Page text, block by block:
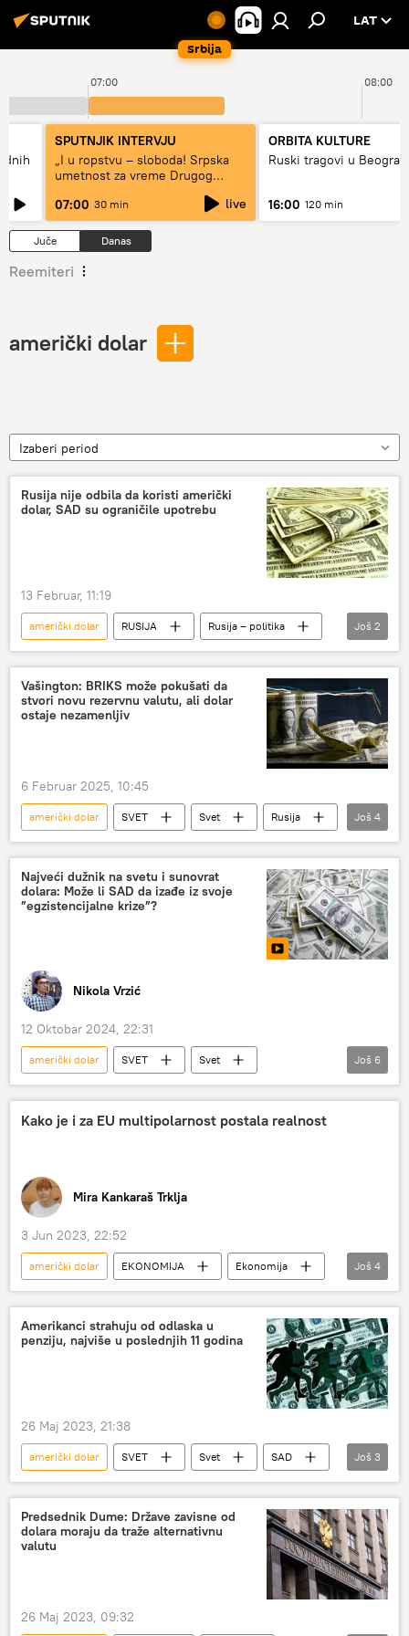
Srbija
LAT
07:00 08:00
SPUTNJIK INTERVJU
„I u ropstvu – sloboda! Srpska
umetnost za vreme Drugog
07:00 30 min live
ORBITA KULTURE
Ruski tragovi u
16:00 120 min
Juče Danas
Reemiteri
američki dolar
Izaberi period
Rusija nije odbila da koristi američki
dolar, SAD su ograničile upotrebu
13 Februar, 11:19
američki dolar RUSIJA
Rusija – politika
Kremlj
Dmitrij Peskov
Još 2
Vašington: BRIKS može pokušati da
stvori novu rezervnu valutu, ali dolar
ostaje nezamenljiv
6 Februar 2025, 10:45
američki dolar SVET Svet
Rusija
BRIKS
valuta
rezervna valuta
SAD
Još 4
Najveći dužnik na svetu i sunovrat
dolara: Može li SAD da izađe iz svoje
”egzistencijalne krize”?
Nikola Vrzić
12 Oktobar 2024, 22:31
američki dolar SVET
Svet
Svet – politika
SAD
Svet – ekonomija
BDP
Još 6
Kako je i za EU multipolarnost postala realnost
Mira Kankaraš Trklja
3 Jun 2023, 22:52
američki dolar EKONOMIJA
Ekonomija
Svet – ekonomija
Evropska unija (EU)
napuštanje
multipolarnost
Još 4
Amerikanci strahuju od odlaska u
penziju, najviše u poslednjih 11 godina
26 Maj 2023, 21:38
američki dolar SVET Svet
SAD
Svet – ekonomija
Džozef Bajden
penzija
Još 3
Predsednik Dume: Države zavisne od
dolara moraju da traže alternativnu
valutu
26 Maj 2023, 09:32